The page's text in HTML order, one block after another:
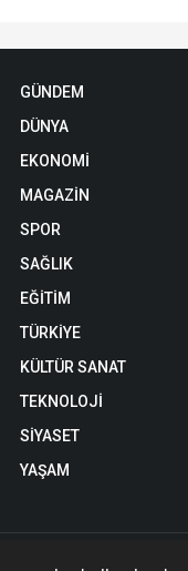
GÜNDEM
DÜNYA
EKONOMİ
MAGAZİN
SPOR
SAĞLIK
EĞİTİM
TÜRKİYE
KÜLTÜR SANAT
TEKNOLOJİ
SİYASET
YAŞAM